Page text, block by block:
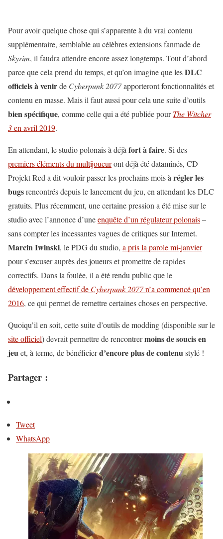
Pour avoir quelque chose qui s’apparente à du vrai contenu
supplémentaire, semblable au célèbres extensions fanmade de
Skyrim, il faudra attendre encore assez longtemps. Tout d’abord
parce que cela prend du temps, et qu’on imagine que lesDLC
officiels à venirde Cyberpunk 2077apporteront fonctionnalités et
contenu en masse. Mais il faut aussi pour cela une suite d’outils
bien spécifique, comme celle qui a été publiée pourThe Witcher
3en avril 2019.
En attendant, le studio polonais à déjàfort à faire. Si des
premiers éléments du multijoueuront déjà été dataminés, CD
Projekt Red a dit vouloir passer les prochains mois àrégler les
bugsrencontrés depuis le lancement du jeu, en attendant les DLC
gratuits. Plus récemment, une certaine pression a été mise sur le
studio avec l’annonce d’uneenquête d’un régulateur polonais–
sans compter les incessantes vagues de critiques sur Internet.
Marcin Iwinski, le PDG du studio, a pris la parole mi-janvier
pour s’excuser auprès des joueurs et promettre de rapides
correctifs. Dans la foulée, il a été rendu public que le
développement effectif de Cyberpunk 2077n’a commencé qu’en
2016, ce qui permet de remettre certaines choses en perspective.
Quoiqu’il en soit, cette suite d’outils de modding (disponible sur le
site officiel) devrait permettre de rencontrermoins de soucis en
jeuet, à terme, de bénéficierd’encore plus de contenustylé !
Partager :
Tweet
WhatsApp